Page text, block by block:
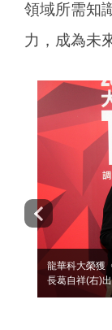
領域所需知
力，成為未
龍華科大榮獲
長葛自祥(右)出